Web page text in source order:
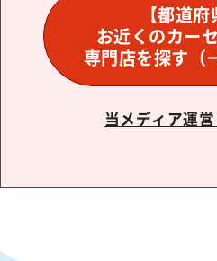
【都道府
お近くのカー
専門店を探す
当メディア運